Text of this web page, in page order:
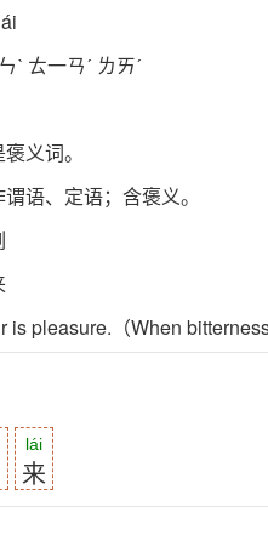
ˋ ㄊ一ㄢˊ ㄌㄞˊ
义词。
语、定语；含褒义。
is pleasure.（When
lái
来